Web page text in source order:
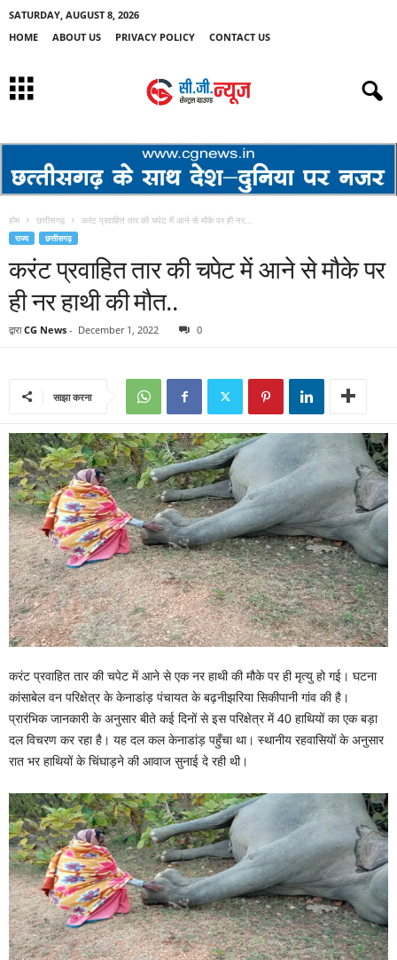
SATURDAY, AUGUST 8, 2026
HOME
ABOUT US PRIVACY POLICY CONTACT US
होम छत्तीसगढ़ करंट प्रवाहित तार की चपेट में आने से मौके पर ही नर...
राज्य छत्तीसगढ़
करंट प्रवाहित तार की चपेट में आने से मौके पर
ही नर हाथी की मौत..
द्वारा CG News - December 1, 2022 0
साझा करना
करंट प्रवाहित तार की चपेट में आने से एक नर हाथी की मौके पर ही मृत्यु हो गई। घटना
कांसाबेल वन परिक्षेत्र के केनाडांड़ पंचायत के बढ़नीझरिया सिकीपानी गांव की है।
प्रारंभिक जानकारी के अनुसार बीते कई दिनों से इस परिक्षेत्र में 40 हाथियों का एक बड़ा
दल विचरण कर रहा है। यह दल कल केनाडांड़ पहुँचा था। स्थानीय रहवासियों के अनुसार
रात भर हाथियों के चिंघाड़ने की आवाज सुनाई दे रही थी।